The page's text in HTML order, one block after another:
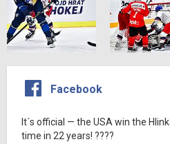
Facebook
It´s official — the USA win the
time in 22 years! ????